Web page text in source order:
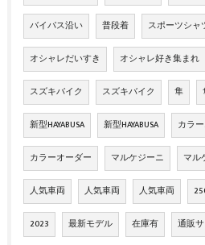
バイパス沿い 普段着 スポーツシャ
オシャレだいすき オシャレ好き集まれ
スズキバイク スズキバイク 隼
新型HAYABUSA 新型HAYABUSA カラ
カラーオーダー マルケジーニ マル
人気車両 人気車両 人気車両
2023 最新モデル 在庫有 通販